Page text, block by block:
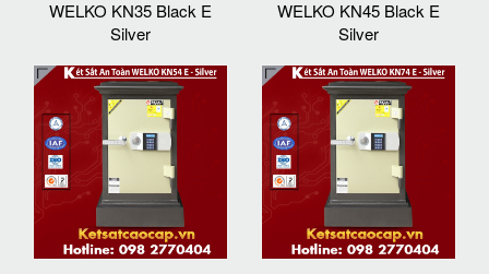
WELKO KN35 Black E
Silver
WELKO KN45 Black E
Silver